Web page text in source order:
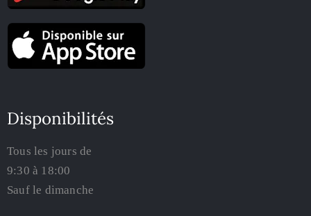
Disponibilités
Tous les jours de
9:30 à 18:00
Sauf le dimanche